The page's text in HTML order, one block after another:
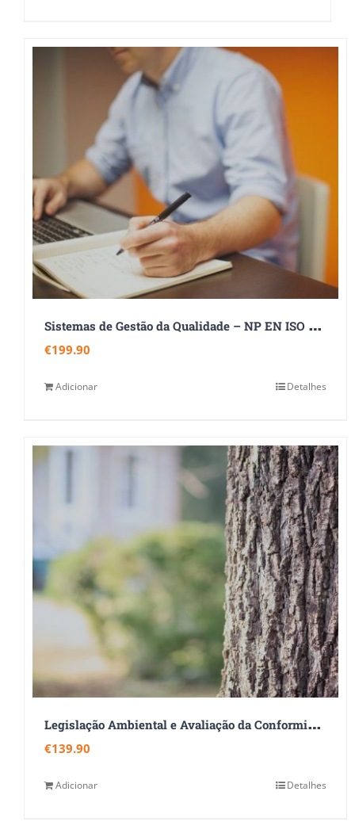
S
istemas de Gestão da Qualidade – NP EN ISO 9001:2015
€199.90
Adicionar Detalhes
L
egislação Ambiental e Avaliação da Conformidade Legal
€139.90
Adicionar Detalhes